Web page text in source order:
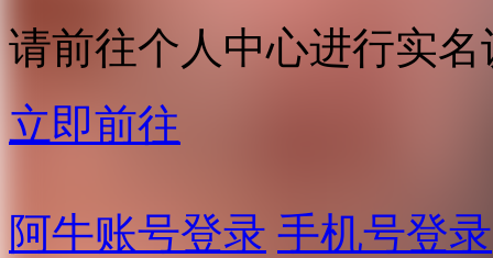
请前往个人中心进行实名
立即前往
阿牛账号登录 手机号登录